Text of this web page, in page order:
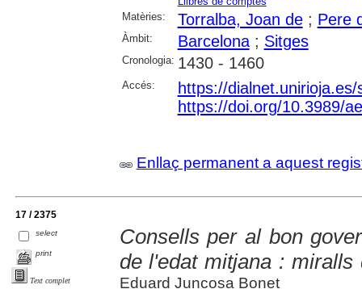
Matèries:
Torralba, Joan de; Pere
Àmbit: Barcelona; Sitges
Cronologia: 1430 - 1460
Accés:
https://
https://doi.org/10.3989/
Enllaç permanent a aquest
17 / 2375
select
print
Text complet
Consells per al bon
de l'edat mitjana :
Eduard Juncosa Bonet